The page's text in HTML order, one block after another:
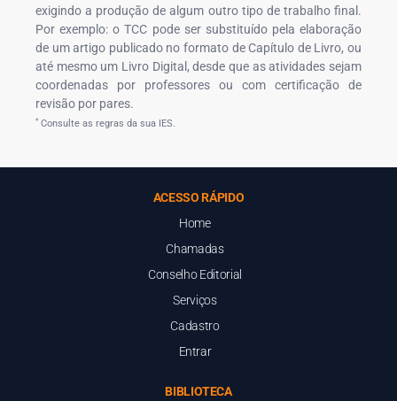
exigindo a produção de algum outro tipo de trabalho final.
Por exemplo: o TCC pode ser substituído pela elaboração
de um artigo publicado no formato de Capítulo de Livro, ou
até mesmo um Livro Digital, desde que as atividades sejam
coordenadas por professores ou com certificação de
revisão por pares.
*Consulte as regras da sua IES.
ACESSO RÁPIDO
Home
Chamadas
Conselho Editorial
Serviços
Cadastro
Entrar
BIBLIOTECA